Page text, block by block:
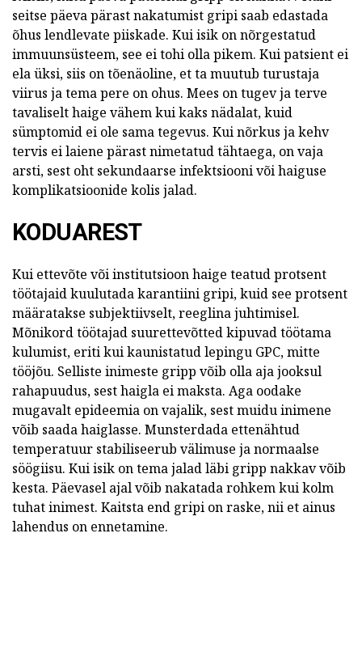
seitse päeva pärast nakatumist gripi saab edastada
õhus lendlevate piiskade. Kui isik on nõrgestatud
immuunsüsteem, see ei tohi olla pikem. Kui patsient ei
ela üksi, siis on tõenäoline, et ta muutub turustaja
viirus ja tema pere on ohus. Mees on tugev ja terve
tavaliselt haige vähem kui kaks nädalat, kuid
sümptomid ei ole sama tegevus. Kui nõrkus ja kehv
tervis ei laiene pärast nimetatud tähtaega, on vaja
arsti, sest oht sekundaarse infektsiooni või haiguse
komplikatsioonide kolis jalad.
KODUAREST
Kui ettevõte või institutsioon haige teatud protsent
töötajaid kuulutada karantiini gripi, kuid see protsent
määratakse subjektiivselt, reeglina juhtimisel.
Mõnikord töötajad suurettevõtted kipuvad töötama
kulumist, eriti kui kaunistatud lepingu GPC, mitte
tööjõu. Selliste inimeste gripp võib olla aja jooksul
rahapuudus, sest haigla ei maksta. Aga oodake
mugavalt epideemia on vajalik, sest muidu inimene
võib saada haiglasse. Munsterdada ettenähtud
temperatuur stabiliseerub välimuse ja normaalse
söögiisu. Kui isik on tema jalad läbi gripp nakkav võib
kesta. Päevasel ajal võib nakatada rohkem kui kolm
tuhat inimest. Kaitsta end gripi on raske, nii et ainus
lahendus on ennetamine.